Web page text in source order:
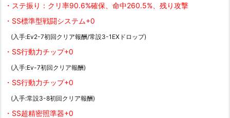
・ステ振り：クリ率90.6%確保、命中260.5%、残り攻撃
・SS標準型戦闘システム+0
(入手:Ev2-7初回クリア報酬/常設3-1EXドロップ)
・SS行動力チップ+0
(入手:Ev-7初回クリア報酬)
・SS行動力チップ+0
(入手:常設3-8初回クリア報酬)
・SS超精密照準器+0